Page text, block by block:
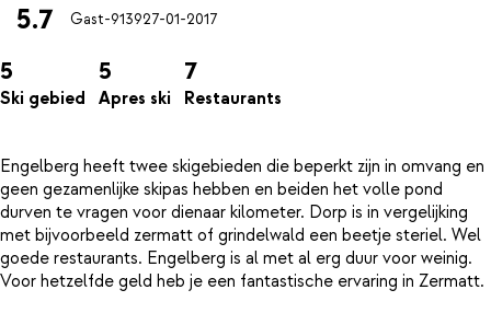
5.7 Gast-913927-01-2017
5
Ski gebied
5
Apres ski
7
Restaurants
Engelberg heeft twee skigebieden die beperkt zijn in omvang en
geen gezamenlijke skipas hebben en beiden het volle pond
durven te vragen voor dienaar kilometer. Dorp is in vergelijking
met bijvoorbeeld zermatt of grindelwald een beetje steriel. Wel
goede restaurants. Engelberg is al met al erg duur voor weinig.